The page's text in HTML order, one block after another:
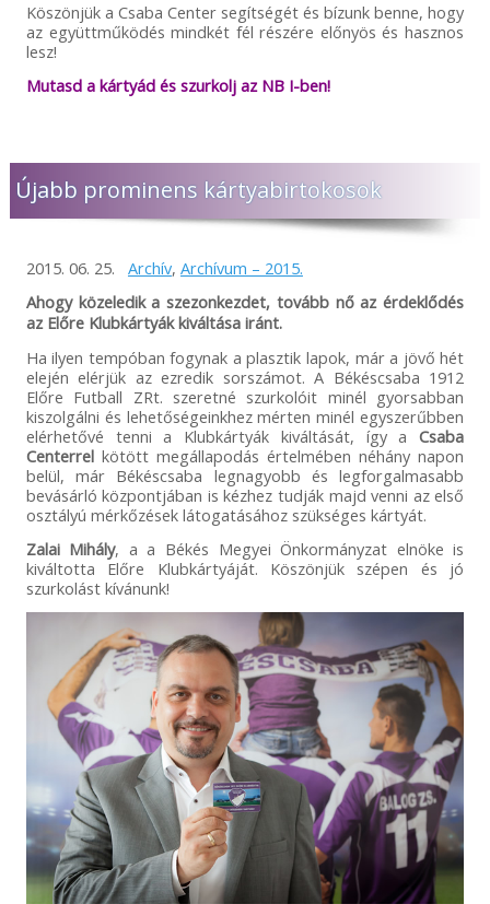
Köszönjük a Csaba Center segítségét és bízunk benne, hogy
az együttműködés mindkét fél részére előnyös és hasznos
lesz!
Mutasd a kártyád és szurkolj az NB I-ben!
Újabb prominens kártyabirtokosok
2015. 06. 25. Archív, Archívum – 2015.
Ahogy közeledik a szezonkezdet, tovább nő az érdeklődés
az Előre Klubkártyák kiváltása iránt.
Ha ilyen tempóban fogynak a plasztik lapok, már a jövő hét
elején elérjük az ezredik sorszámot. A Békéscsaba 1912
Előre Futball ZRt. szeretné szurkolóit minél gyorsabban
kiszolgálni és lehetőségeinkhez mérten minél egyszerűbben
elérhetővé tenni a Klubkártyák kiváltását, így aCsaba
Centerrelkötött megállapodás értelmében néhány napon
belül, már Békéscsaba legnagyobb és legforgalmasabb
bevásárló központjában is kézhez tudják majd venni az első
osztályú mérkőzések látogatásához szükséges kártyát.
Zalai Mihály, a a Békés Megyei Önkormányzat elnöke is
kiváltotta Előre Klubkártyáját. Köszönjük szépen és jó
szurkolást kívánunk!